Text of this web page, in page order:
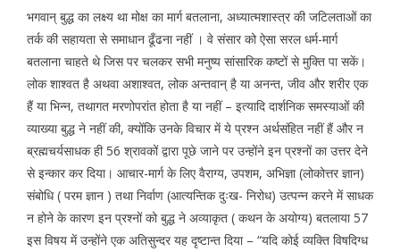
भगवान् बुद्ध का लक्ष्य था मोक्ष का मार्ग बतलाना, अध्यात्मशास्त्र की जटिलताओं का
तर्क की सहायता से समाधान ढूँढना नहीं । वे संसार को ऐसा सरल धर्म-मार्ग
बतलाना चाहते थे जिस पर चलकर सभी मनुष्य सांसारिक कष्टों से मुक्ति पा सकें।
लोक शाश्वत है अथवा अशाश्वत, लोक अन्तवान् है या अनन्त, जीव और शरीर एक
हैं या भिन्न, तथागत मरणोपरांत होता है या नहीं – इत्यादि दार्शनिक समस्याओं की
व्याख्या बुद्ध ने नहीं की, क्योंकि उनके विचार में ये प्रश्न अर्थसंहित नहीं हैं और न
ब्रह्मचर्यसाधक ही 56 श्रावकों द्वारा पूछे जाने पर उन्होंने इन प्रश्नों का उत्तर देने
से इन्कार कर दिया। आचार-मार्ग के लिए वैराग्य, उपशम, अभिज्ञा (लोकोत्तर ज्ञान)
संबोधि ( परम ज्ञान ) तथा निर्वाण (आत्यन्तिक दुःख- निरोध) उत्पन्न करने में साधक
न होने के कारण इन प्रश्नों को बुद्ध ने अव्याकृत ( कथन के अयोग्य) बतलाया 57
इस विषय में उन्होंने एक अतिसुन्दर यह दृष्टान्त दिया – “यदि कोई व्यक्ति विषदिग्ध